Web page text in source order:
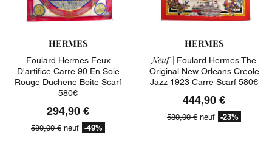
HERMES
Foulard Hermes Feux
D'artifice Carre 90 En Soie
Rouge Duchene Boite Scarf
580€
294,90 €
580,00 € neuf -49%
HERMES
Neuf | Foulard Hermes The
Original New Orleans Creole
Jazz 1923 Carre Scarf 580€
444,90 €
580,00 € neuf -23%